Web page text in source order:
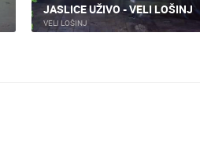
JASLICE UŽIVO - VELI LOŠINJ
VELI LOŠINJ